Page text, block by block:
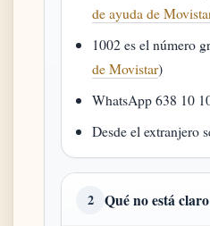
de ayuda de
1002 es el número
de Movistar)
WhatsApp 638 10
Desde el extranjero
2 Qué no está claro